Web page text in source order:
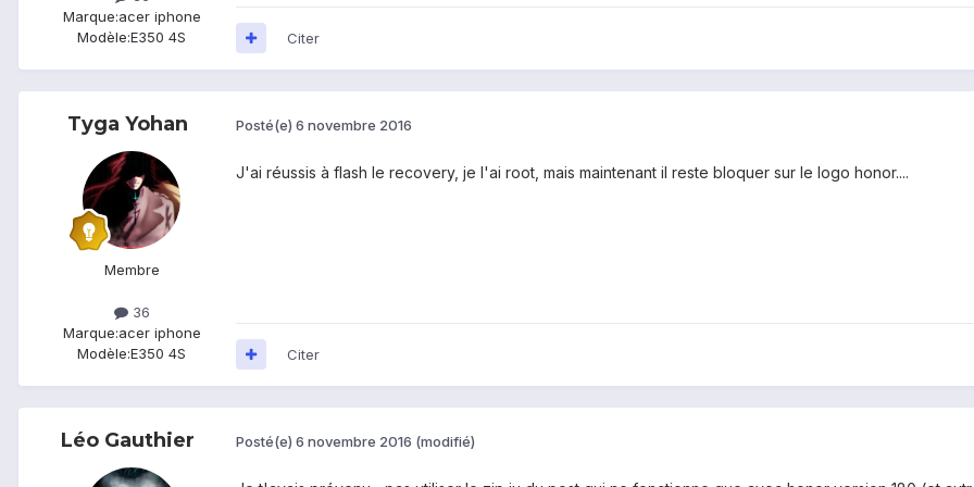
Marque:acer iphone
Modèle:E350 4S Citer
Tyga Yohan
Membre
36
Marque:acer iphone
Modèle:E350 4S
Posté(e) 6 novembre 2016
J'ai réussis à flash le recovery, je l'ai root, mais maintenant il reste bloquer sur le logo honor....
Citer
Léo Gauthier Posté(e) 6 novembre 2016 (modifié)